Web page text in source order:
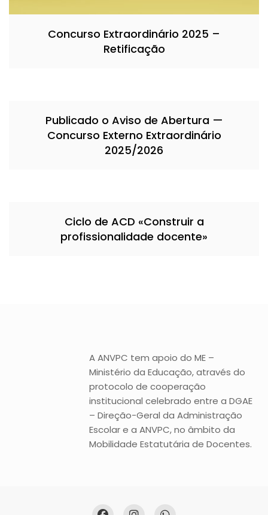
Concurso Extraordinário 2025 –
Retificação
Publicado o Aviso de Abertura —
Concurso Externo Extraordinário
2025/2026
Ciclo de ACD «Construir a
profissionalidade docente»
A ANVPC tem apoio do ME –
Ministério da Educação, através do
protocolo de cooperação
institucional celebrado entre a DGAE
– Direção-Geral da Administração
Escolar e a ANVPC, no âmbito da
Mobilidade Estatutária de Docentes.